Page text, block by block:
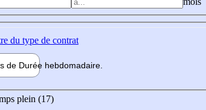
du type de contrat
de Durée hebdomadaire
plein (17)